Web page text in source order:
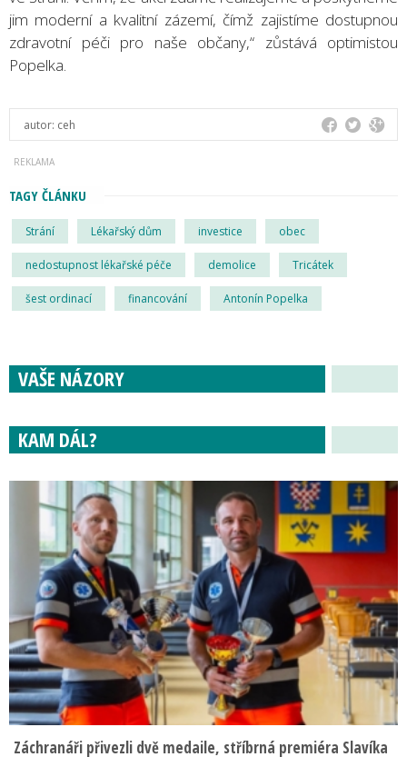
jim moderní a kvalitní zázemí, čímž zajistíme dostupnou
zdravotní péči pro naše občany,“ zůstává optimistou
Popelka.
autor: ceh
TAGY ČLÁNKU
Strání Lékařský dům investice obec
nedostupnost lékařské péče demolice Tricátek
šest ordinací financování Antonín Popelka
VAŠE NÁZORY
KAM DÁL?
Záchranáři přivezli dvě medaile, stříbrná premiéra Slavíka